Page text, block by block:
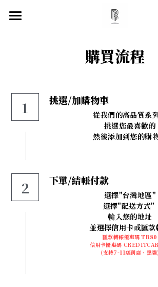
所有商品分類
【眉心輪 頂輪】
【喉輪】
【太陽神經叢】
水晶百科
搜索
官方LINE
購買流程
1 挑選/加購物車
從我們的高品質系
挑選您最喜歡的
然後添加到您的購
2 下單/結帳付款
選擇"台灣地區"
選擇"配送方式"
輸入您的地址
並選擇信用卡或匯款
匯款轉帳優惠碼 TR80
信用卡優惠碼
(支持7-11店到店、黑貓)
商品分類
部落格分類